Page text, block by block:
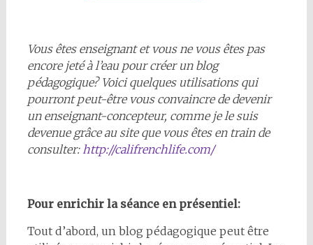
Vous êtes enseignant et vous ne vous êtes pas
encore jeté à l’eau pour créer un blog
pédagogique? Voici quelques utilisations qui
pourront peut-être vous convaincre de devenir
un enseignant-concepteur, comme je le suis
devenue grâce au site que vous êtes en train de
consulter: http://califrenchlife.com/
Pour enrichir la séance en présentiel:
Tout d’abord, un blog pédagogique peut être